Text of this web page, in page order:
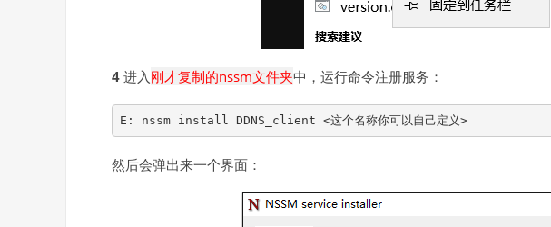
4 进入刚才复制的nssm文件夹中，运行命令注册服务：
E: nssm install DDNS_client <这个名称你可以自己定义>
然后会弹出来一个界面：